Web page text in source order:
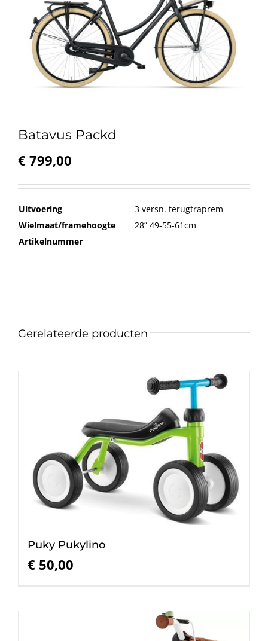
Batavus Packd
€ 799,00
Uitvoering
3 versn. terugtraprem
Wielmaat/framehoogte
28” 49-55-61cm
Artikelnummer
Gerelateerde producten
Puky Pukylino
€ 50,00